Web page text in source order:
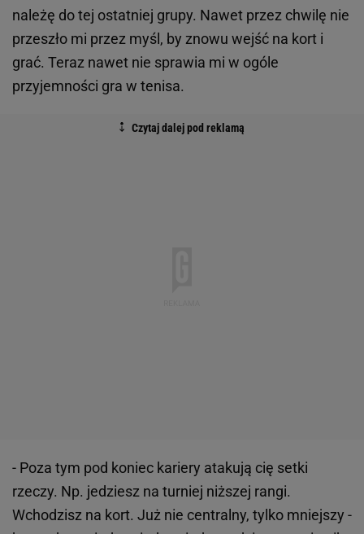
należę do tej ostatniej grupy. Nawet przez chwilę nie
przeszło mi przez myśl, by znowu wejść na kort i
grać. Teraz nawet nie sprawia mi w ogóle
przyjemności gra w tenisa.
- Poza tym pod koniec kariery atakują cię setki
rzeczy. Np. jedziesz na turniej niższej rangi.
Wchodzisz na kort. Już nie centralny, tylko mniejszy -